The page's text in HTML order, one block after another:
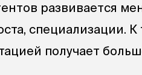
развивается
специализации.
получает